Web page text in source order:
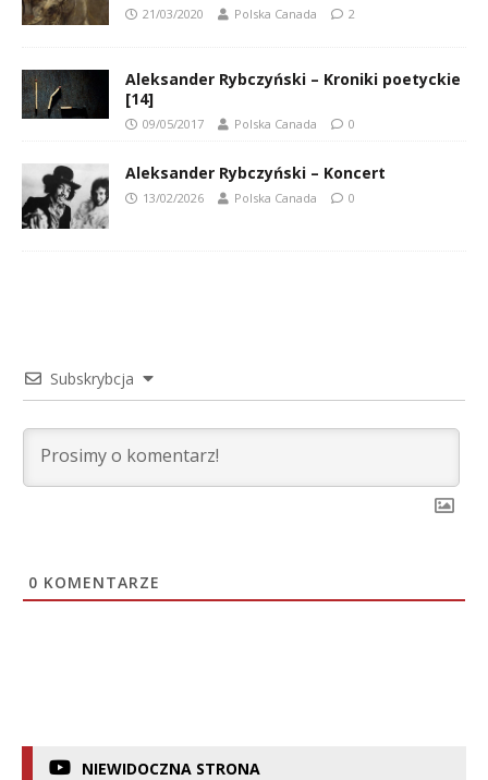
21/03/2020 Polska Canada 2
Aleksander Rybczyński – Kroniki poetyckie
[14]
09/05/2017 Polska Canada 0
Aleksander Rybczyński – Koncert
13/02/2026 Polska Canada 0
Subskrybcja
0 KOMENTARZE
NIEWIDOCZNA STRONA